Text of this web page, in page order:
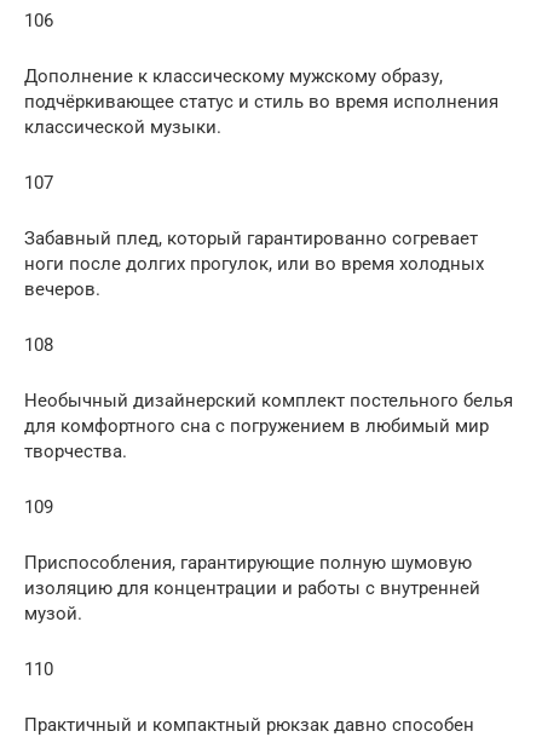
106
Дополнение к классическому мужскому образу,
подчёркивающее статус и стиль во время исполнения
классической музыки.
107
Забавный плед, который гарантированно согревает
ноги после долгих прогулок, или во время холодных
вечеров.
108
Необычный дизайнерский комплект постельного белья
для комфортного сна с погружением в любимый мир
творчества.
109
Приспособления, гарантирующие полную шумовую
изоляцию для концентрации и работы с внутренней
музой.
110
Практичный и компактный рюкзак давно способен